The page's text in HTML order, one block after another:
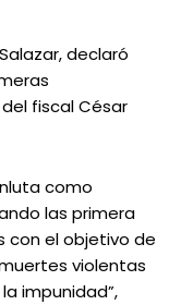
declaró
fiscal César
como
las primera
con el objetivo de
violentas
impunidad”,